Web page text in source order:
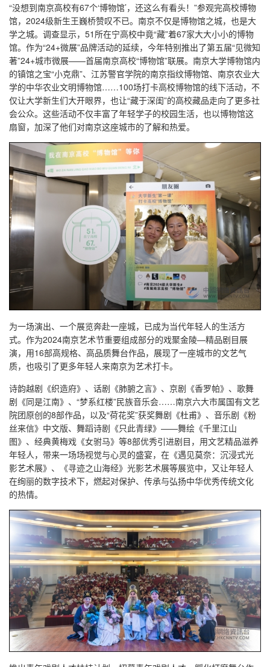
“没想到南京高校有67个‘博物馆’，还这么有看头！”参观完高校博物
馆，2024级新生王巍桥赞叹不已。南京不仅是博物馆之城，也是大
学之城。调查显示，51所在宁高校中竟“藏”着67家大大小小的博物
馆。作为“24+微展”品牌活动的延续，今年特别推出了第五届“见微知
著”24+城市微展——首届南京高校“博物馆”联展。南京大学博物馆内
的镇馆之宝“小克鼎”、江苏警官学院的南京指纹博物馆、南京农业大
学的中华农业文明博物馆……100场打卡高校博物馆的线下活动，不
仅让大学新生们大开眼界，也让“藏于深闺”的高校藏品走向了更多社
会公众。这些活动不仅丰富了年轻学子的校园生活，也以博物馆这
扇窗，加深了他们对南京这座城市的了解和热爱。
为一场演出、一个展览奔赴一座城，已成为当代年轻人的生活方
式。作为2024南京艺术节重要组成部分的戏聚金陵—精品剧目展
演，用16部高规格、高品质舞台作品，展现了一座城市的文艺气
质，也吸引了更多年轻人来南京为艺术打卡。
诗韵越剧《织造府》、话剧《肺腑之言》、京剧《香罗帕》、歌舞
剧《同是江南》、“梦系红楼”民族音乐会……南京六大市属国有文艺
院团原创的8部作品，以及“荷花奖”获奖舞剧《杜甫》、音乐剧《粉
丝来信》中文版、舞蹈诗剧《只此青绿》——舞绘《千里江山
图》、经典黄梅戏《女驸马》等8部优秀引进剧目，用文艺精品滋养
年轻人，带来一场场视觉与心灵的盛宴，在《遇见莫奈：沉浸式光
影艺术展》、《寻迹之山海经》光影艺术展等展览中，又让年轻人
在绚丽的数字技术下，燃起对保护、传承与弘扬中华优秀传统文化
的热情。